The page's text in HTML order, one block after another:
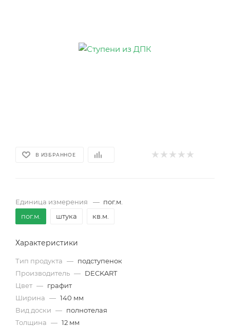
В ИЗБРАННОЕ
Единица измерения — пог.м.
пог.м.
штука кв.м.
Характеристики
Тип продукта — подступенок
Производитель — DECKART
Цвет — графит
Ширина — 140 мм
Вид доски — полнотелая
Толщина — 12 мм